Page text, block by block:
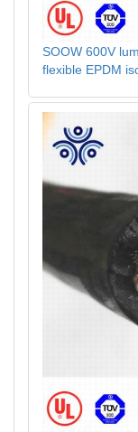
SOOW 600V
flexible EPDM